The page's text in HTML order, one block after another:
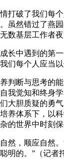
打破了我们每
虽然错过了燕
数基层工作者
长中遇到的第
们每个人应当
判断与思考的
我觉知和终身
大胆质疑的勇
养体系下，以
的世界中时刻保
然，顺应自然
明的。”（记